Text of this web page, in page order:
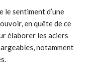
le sentiment d’une
en quête de ce
élaborer les aciers
notamment